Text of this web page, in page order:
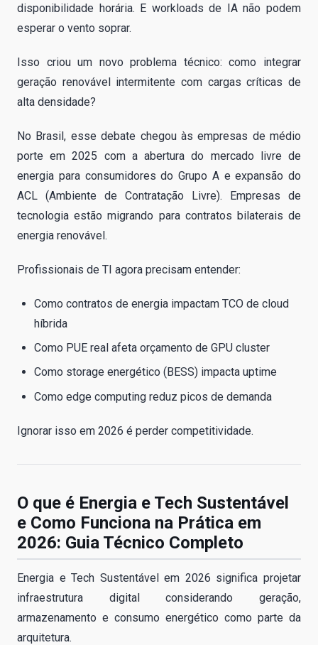
disponibilidade horária. E workloads de IA não podem
esperar o vento soprar.
Isso criou um novo problema técnico: como integrar
geração renovável intermitente com cargas críticas de
alta densidade?
No Brasil, esse debate chegou às empresas de médio
porte em 2025 com a abertura do mercado livre de
energia para consumidores do Grupo A e expansão do
ACL (Ambiente de Contratação Livre). Empresas de
tecnologia estão migrando para contratos bilaterais de
energia renovável.
Profissionais de TI agora precisam entender:
Como contratos de energia impactam TCO de cloud
híbrida
Como PUE real afeta orçamento de GPU cluster
Como storage energético (BESS) impacta uptime
Como edge computing reduz picos de demanda
Ignorar isso em 2026 é perder competitividade.
O que é Energia e Tech Sustentável
e Como Funciona na Prática em
2026: Guia Técnico Completo
Energia e Tech Sustentável em 2026 significa projetar
infraestrutura digital considerando geração,
armazenamento e consumo energético como parte da
arquitetura.